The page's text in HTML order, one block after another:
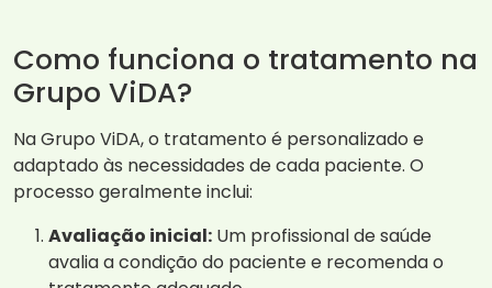
Como funciona o tratamento na
Grupo ViDA?
Na Grupo ViDA, o tratamento é personalizado e
adaptado às necessidades de cada paciente. O
processo geralmente inclui:
Avaliação inicial: Um profissional de saúde
avalia a condição do paciente e recomenda o